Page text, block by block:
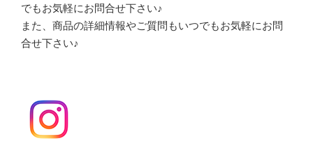
でもお気軽にお問合せ下さい♪
また、商品の詳細情報やご質問もいつでもお気軽にお問
合せ下さい♪